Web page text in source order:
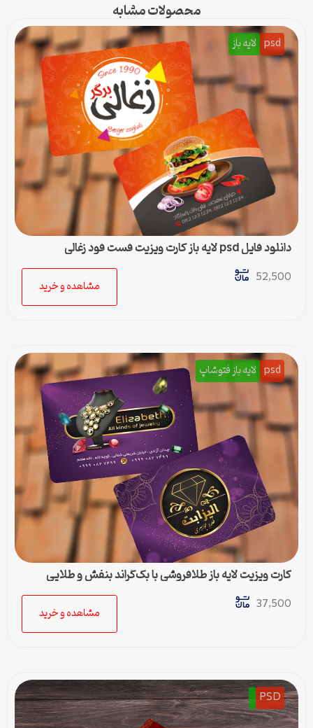
محصولات مشابه
psd لایه باز
دانلود فایل psd لایه باز کارت ویزیت فست فود زغالی
52,500
مشاهده و خرید
psd لایه باز فتوشاپ
کارت ویزیت لایه باز طلافروشی با بک‌گراند بنفش و طلایی
37,500
مشاهده و خرید
PSD